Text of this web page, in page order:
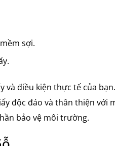
sợi.
và điều kiện thực tế của
độc đáo và thân thiện với
bảo vệ môi trường.